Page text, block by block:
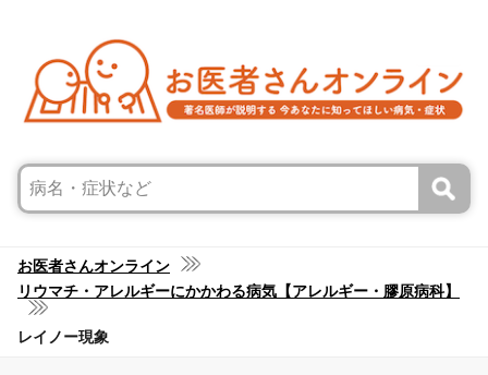
お医者さんオンライン
リウマチ・アレルギーにかかわる病気【アレルギー・膠原病科】
レイノー現象